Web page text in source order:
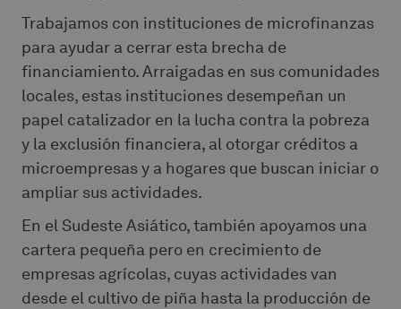
Trabajamos con instituciones de microfinanzas
para ayudar a cerrar esta brecha de
financiamiento. Arraigadas en sus comunidades
locales, estas instituciones desempeñan un
papel catalizador en la lucha contra la pobreza
y la exclusión financiera, al otorgar créditos a
microempresas y a hogares que buscan iniciar o
ampliar sus actividades.
En el Sudeste Asiático, también apoyamos una
cartera pequeña pero en crecimiento de
empresas agrícolas, cuyas actividades van
desde el cultivo de piña hasta la producción de